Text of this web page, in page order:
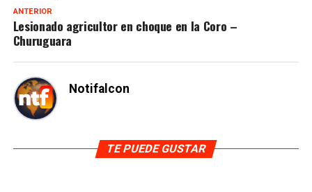
ANTERIOR
Lesionado agricultor en choque en la Coro –
Churuguara
Notifalcon
TE PUEDE GUSTAR